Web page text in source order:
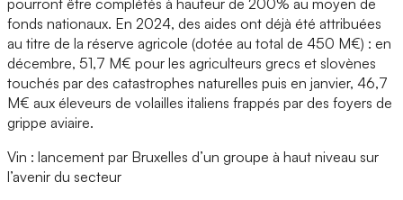
fonds nationaux. En 2024, des aides ont déjà été attribuées
au titre de la réserve agricole (dotée au total de 450 M€) : en
décembre, 51,7 M€ pour les agriculteurs grecs et slovènes
touchés par des catastrophes naturelles puis en janvier, 46,7
M€ aux éleveurs de volailles italiens frappés par des foyers de
grippe aviaire.
Vin : lancement par Bruxelles d’un groupe à haut niveau sur
l’avenir du secteur